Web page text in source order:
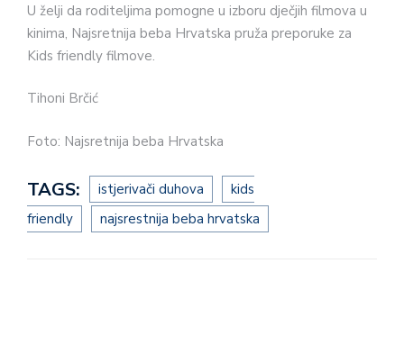
U želji da roditeljima pomogne u izboru dječjih filmova u
kinima, Najsretnija beba Hrvatska pruža preporuke za
Kids friendly filmove.
Tihoni Brčić
Foto: Najsretnija beba Hrvatska
TAGS: istjerivači duhova
kids
friendly
najsrestnija beba hrvatska